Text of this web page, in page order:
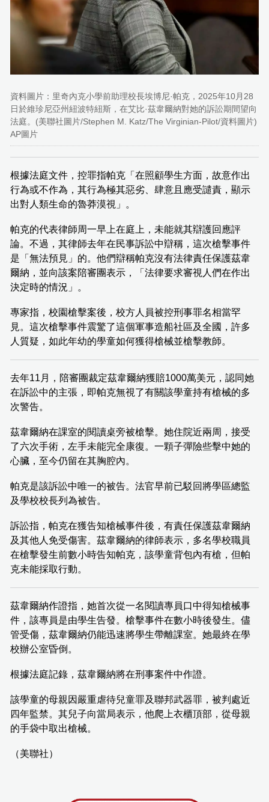
資料圖片：里奇內克小學前助理校長埃博尼·帕克，2025年10月28
日於維珍尼亞州紐波特紐斯，在艾比·茲韋爾納對她的訴訟期間望向
法庭。(美聯社圖片/Stephen M. Katz/The Virginian-Pilot/資料圖片)
AP圖片
根據法庭文件，控罪指帕克「在照顧學生方面，故意作出
行為或不作為，其行為極其惡劣、肆意且應受譴責，顯示
出對人類生命的魯莽漠視」。
帕克的代表律師周一早上在庭上，未能就其辯護回應評
論。不過，其律師去年在民事訴訟中辯稱，這次槍擊事件
是「無法預見」的。他們辯稱帕克沒有法律責任保護茲韋
爾納，並向該案陪審團表示，「法律要求審視人們在作出
決定時的情況」。
專家指，校園槍擊案後，校方人員被控刑事罪名相當罕
見。這次槍擊事件震驚了這個軍事造船社區及全國，許多
人質疑，如此年幼的學童如何獲得槍械並槍擊教師。
去年11月，陪審團裁定茲韋爾納獲賠1000萬美元，認同她
在訴訟中的主張，即帕克無視了有關該學童持有槍械的多
次警告。
茲韋爾納在課室的閱讀桌旁被槍擊。她住院近兩周，接受
了六次手術，左手未能完全康復。一顆子彈險些擊中她的
心臟，至今仍留在其胸腔內。
帕克是該訴訟中唯一的被告。法官早前已駁回將學區總監
及學校校長列為被告。
訴訟指，帕克在獲告知槍械事件後，有責任保護茲韋爾納
及其他人免受傷害。茲韋爾納的律師表示，多名學校職員
在槍擊發生前數小時告知帕克，該學童背包內有槍，但帕
克未能採取行動。
茲韋爾納作證指，她首次從一名閱讀專員口中得知槍械事
件，該專員是由學生告發。槍擊事件在數小時後發生。儘
管受傷，茲韋爾納仍能迅速將學生帶離課室。她最終在學
校辦公室昏倒。
根據法庭記錄，茲韋爾納將在刑事案件中作證。
該學童的母親因嚴重虐待兒童罪及聯邦武器罪，被判處近
四年監禁。其兒子向當局表示，他爬上衣櫃頂部，從母親
的手袋中取出槍械。
（美聯社）